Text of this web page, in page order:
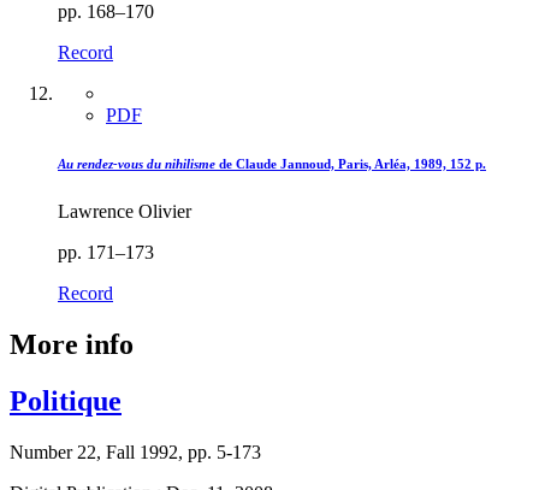
pp. 168–170
Record
PDF
Au rendez-vous du nihilisme de Claude Jannoud, Paris, Arléa, 1989, 152 p.
Lawrence Olivier
pp. 171–173
Record
More info
Politique
Number 22, Fall 1992, pp. 5-173